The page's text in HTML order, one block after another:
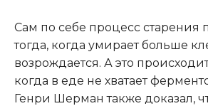
Сам по себе процесс старения
тогда, когда умирает больше
возрождается. А это
когда в еде не хватает
Генри Шерман также доказал,